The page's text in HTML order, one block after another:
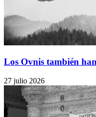
Los Ovnis también
27 julio 2026